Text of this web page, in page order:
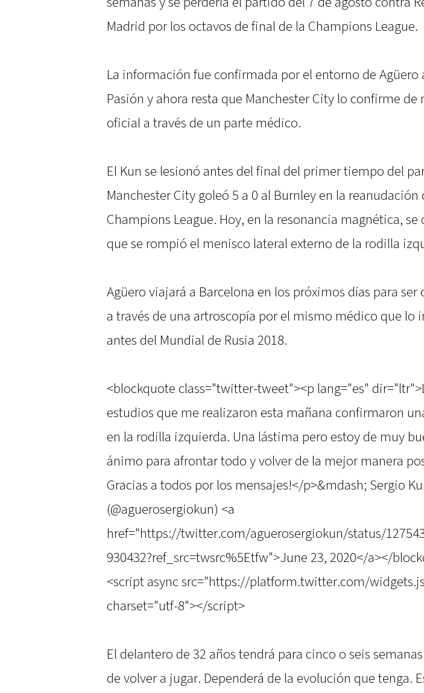
Madrid por los octavos de final de la Champions League.
La información fue confirmada por el entorno de Agüero
Pasión y ahora resta que Manchester City lo confirme de
oficial a través de un parte médico.
El Kun se lesionó antes del final del primer tiempo del
Manchester City goleó 5 a 0 al Burnley en la reanudación
Champions League. Hoy, en la resonancia magnética,
que se rompió el menisco lateral externo de la rodilla
Agüero viajará a Barcelona en los próximos días para ser
a través de una artroscopía por el mismo médico que lo
antes del Mundial de Rusia 2018.
<blockquote class="twitter-tweet"><p lang="es"
estudios que me realizaron esta mañana confirmaron
en la rodilla izquierda. Una lástima pero estoy de muy
ánimo para afrontar todo y volver de la mejor manera
Gracias a todos por los mensajes!</p>&mdash; Sergio
(@aguerosergiokun) <a
href="https://twitter.com/aguerosergiokun/status/
930432?ref_src=twsrc%5Etfw">June 23, 2020</a></
<script async src="https://platform.twitter.com/
charset="utf-8"></script>
El delantero de 32 años tendrá para cinco o seis
de volver a jugar. Dependerá de la evolución que tenga.